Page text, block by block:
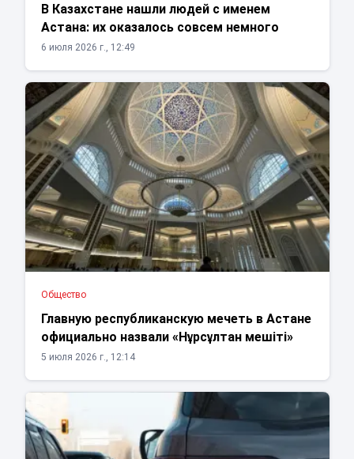
В Казахстане нашли людей с именем
Астана: их оказалось совсем немного
6 июля 2026 г., 12:49
Общество
Главную республиканскую мечеть в Астане
официально назвали «Нұрсұлтан мешіті»
5 июля 2026 г., 12:14